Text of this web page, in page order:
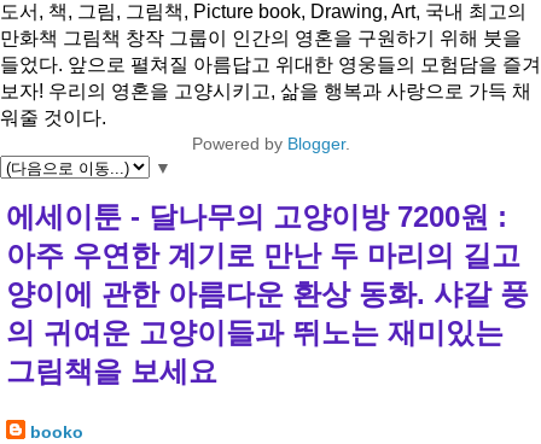
도서, 책, 그림, 그림책, Picture book, Drawing, Art, 국내 최고의
만화책 그림책 창작 그룹이 인간의 영혼을 구원하기 위해 붓을
들었다. 앞으로 펼쳐질 아름답고 위대한 영웅들의 모험담을 즐겨
보자! 우리의 영혼을 고양시키고, 삶을 행복과 사랑으로 가득 채
워줄 것이다.
Powered by Blogger.
▼
에세이툰 - 달나무의 고양이방 7200원 :
아주 우연한 계기로 만난 두 마리의 길고
양이에 관한 아름다운 환상 동화. 샤갈 풍
의 귀여운 고양이들과 뛰노는 재미있는
그림책을 보세요
booko